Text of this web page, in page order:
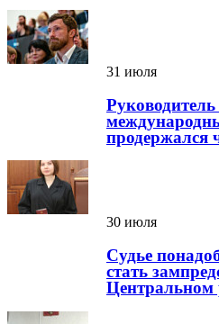
31 июля
Руководитель
продержался
30 июля
Судье
стать
Центральном